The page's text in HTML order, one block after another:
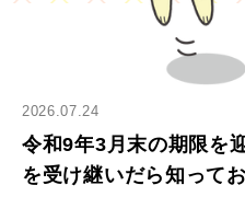
2026.07.24
令和9年3月末の期限を
を受け継いだら知って